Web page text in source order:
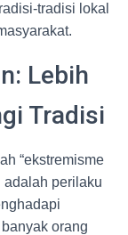
tradisi lokal
Lebih
Tradisi
“ekstremisme
adalah perilaku
orang